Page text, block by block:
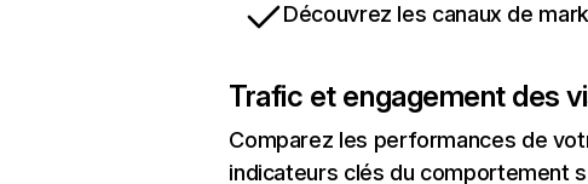
Découvrez les canaux de
Trafic et engagement des
Comparez les performances de
indicateurs clés du comportement